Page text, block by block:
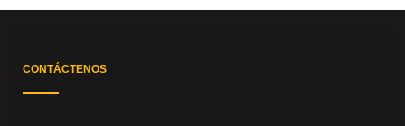
CONTÁCTENOS